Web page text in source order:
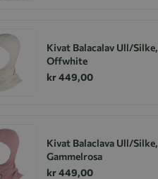
Kivat Balacalav Ull/Silke,
Offwhite
kr 449,00
Kivat Balaclava Ull/Silke,
Gammelrosa
kr 449,00